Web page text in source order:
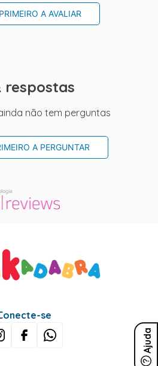
A AVALIAR
respostas
não tem perguntas
A PERGUNTAR
Ajuda
se